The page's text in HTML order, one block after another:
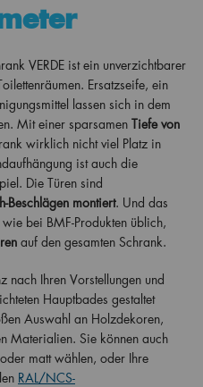
VERDE ist ein unverzichtbarer
Ersatzseife, ein
lassen sich in dem
Mit einer sparsamen Tiefe von
wirklich nicht viel Platz in
ist auch die
Die Türen sind
Beschlägen montiert. Und das
bei BMF-Produkten üblich,
auf den gesamten Schrank.
nach Ihren Vorstellungen und
Hauptbades gestaltet
Auswahl an Holzdekoren,
Materialien. Sie können auch
matt wählen, oder Ihre
RAL/NCS-